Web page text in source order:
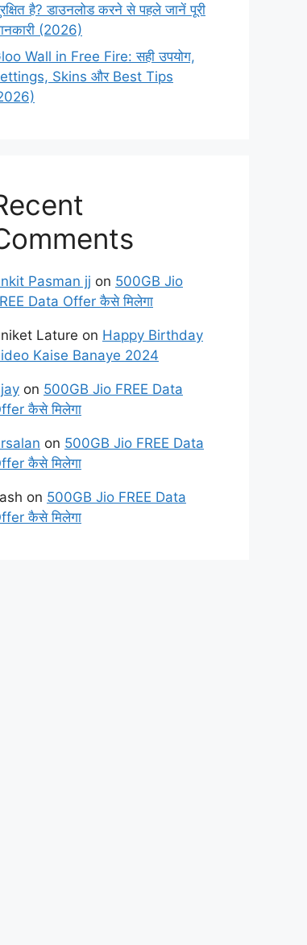
है? डाउनलोड करने से पहले जानें पूरी
(2026)
Wall in Free Fire: सही उपयोग,
Skins और Best Tips
Pasman jj on 500GB Jio
Data Offer कैसे मिलेगा
Lature on Happy Birthday
Kaise Banaye 2024
on 500GB Jio FREE Data
कैसे मिलेगा
on 500GB Jio FREE Data
कैसे मिलेगा
on 500GB Jio FREE Data
कैसे मिलेगा